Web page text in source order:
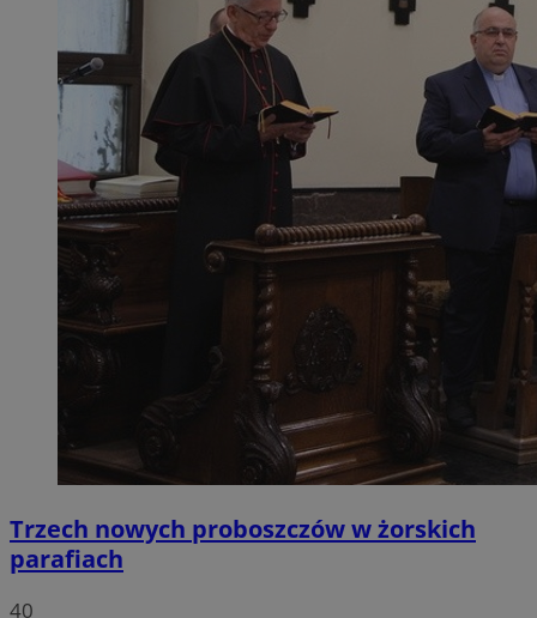
Trzech nowych proboszczów w żorskich
parafiach
40